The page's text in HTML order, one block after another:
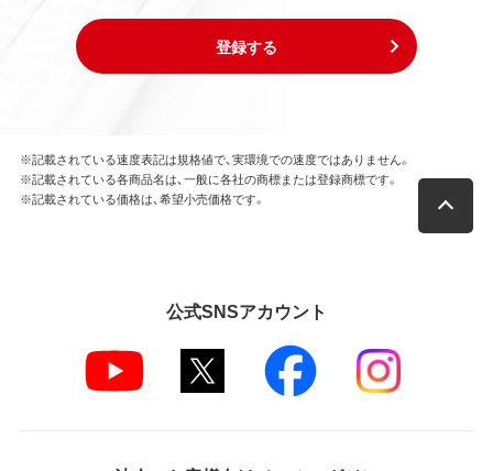
登録する
※記載されている速度表記は規格値で、実環境での速度ではありません。
※記載されている各商品名は、一般に各社の商標または登録商標です。
※記載されている価格は、希望小売価格です。
公式SNSアカウント